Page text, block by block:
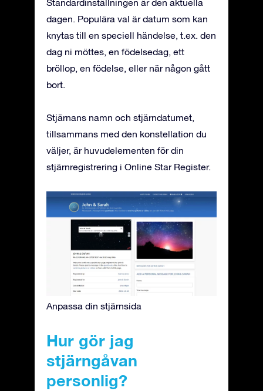
Standardinställningen är den aktuella
dagen. Populära val är datum som kan
knytas till en speciell händelse, t.ex. den
dag ni möttes, en födelsedag, ett
bröllop, en födelse, eller när någon gått
bort.
Stjärnans namn och stjärndatumet,
tillsammans med den konstellation du
väljer, är huvudelementen för din
stjärnregistrering i Online Star Register.
Anpassa din stjärnsida
Hur gör jag
stjärngåvan
personlig?